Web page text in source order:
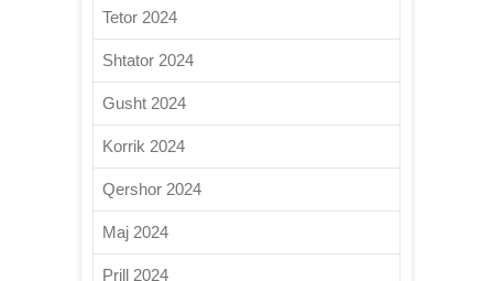
Tetor 2024
Shtator 2024
Gusht 2024
Korrik 2024
Qershor 2024
Maj 2024
Prill 2024